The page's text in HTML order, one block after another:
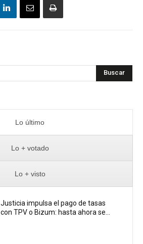
Buscar
Lo último
Lo + votado
Lo + visto
Justicia impulsa el pago de tasas
con TPV o Bizum: hasta ahora se...